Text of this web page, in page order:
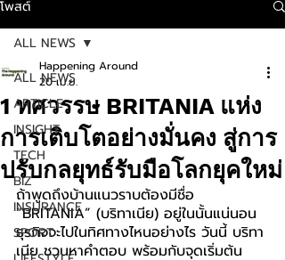
โพสต์
ALL NEWS
ARTICLE
INSIGHT
TECH
BIZ
INSURANCE
SPORT
ALL NEWS
1 ทศวรรษ BRITANIA แห่ง
การเติบโตอย่างมั่นคง สู่การ
ปรับกลยุทธ์รับมือโลกยุคใหม่
Happening Around
20 เม.ย.
ถ้าพูดถึงบ้านแนวราบต้องมีชื่อ
“BRITANIA” (บริทาเนีย) อยู่ในนั้นแน่นอน
ธุรกิจจะไปในทิศทางไหนอย่างไร วันนี้ บริทา
เนีย ชวนหาคำตอบ พร้อมกับจุดเริ่มต้น